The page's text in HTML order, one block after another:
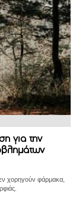
για την
χορηγούν φάρμακα,